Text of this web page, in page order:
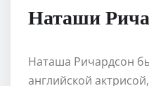
Наташи
Наташа Ричардсон
английской